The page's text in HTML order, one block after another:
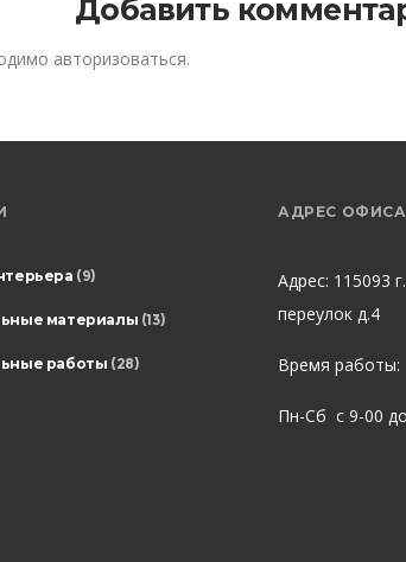
Добавить
авторизоваться.
(9)
материалы (13)
работы (28)
АДРЕС ОФИСА
Адрес: 115093
переулок д.4
Время работы:
Пн-Сб с 9-00